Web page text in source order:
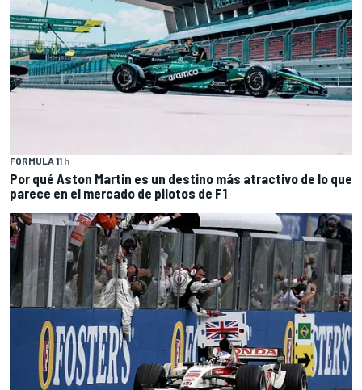
FÓRMULA 11 h
Por qué Aston Martin es un destino más atractivo de lo que
parece en el mercado de pilotos de F1